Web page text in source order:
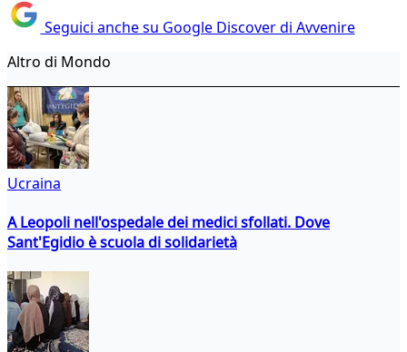
Seguici anche su Google Discover di Avvenire
Altro di Mondo
Ucraina
A Leopoli nell'ospedale dei medici sfollati. Dove
Sant'Egidio è scuola di solidarietà